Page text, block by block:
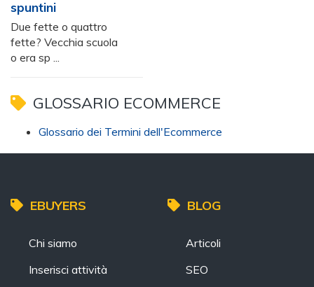
spuntini
Due fette o quattro
fette? Vecchia scuola
o era sp ...
GLOSSARIO ECOMMERCE
Glossario dei Termini dell'Ecommerce
EBUYERS
Chi siamo
Inserisci attività
BLOG
Articoli
SEO